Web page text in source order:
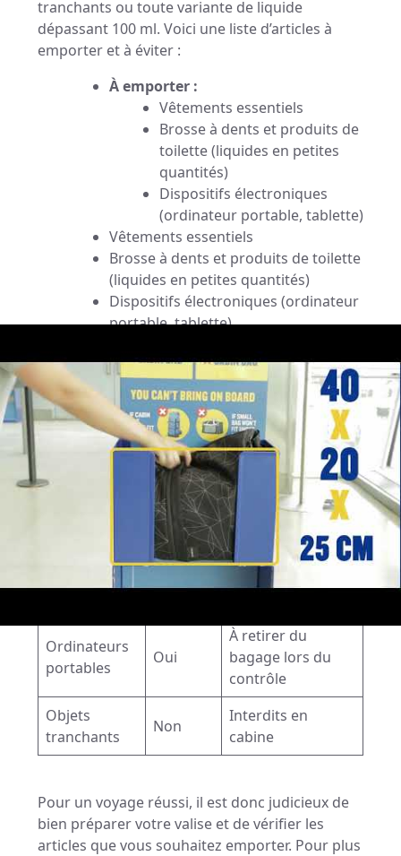
tranchants ou toute variante de liquide
dépassant 100 ml. Voici une liste d’articles à
emporter et à éviter :
À emporter :
Vêtements essentiels
Brosse à dents et produits de
toilette (liquides en petites
quantités)
Dispositifs électroniques
(ordinateur portable, tablette)
Vêtements essentiels
Brosse à dents et produits de toilette
(liquides en petites quantités)
Dispositifs électroniques (ordinateur
portable, tablette)
Liquides supérieurs à 100 ml
Objets coupants (ciseaux,
couteaux)
Outils lourds
Liquides supérieurs à 100 ml
Objets coupants (ciseaux, couteaux)
Outils lourds
Autorisé Remarque
Liquides Oui
Max 100 ml par
Ordinateurs
portables
Oui
À retirer du
bagage lors du
contrôle
Objets
tranchants
Non
Interdits en
cabine
Pour un voyage réussi, il est donc judicieux de
bien préparer votre valise et de vérifier les
articles que vous souhaitez emporter. Pour plus